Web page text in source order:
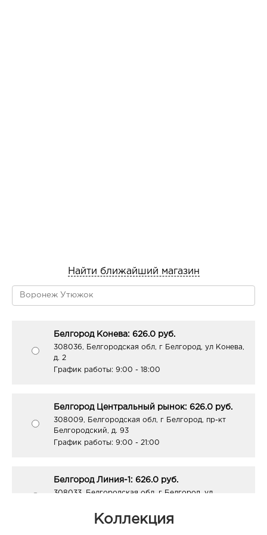
Найти ближайший магазин
Белгород Конева: 626.0 руб.
308036, Белгородская обл, г Белгород, ул Конева,
д. 2
График работы: 9:00 - 18:00
Белгород Центральный рынок: 626.0 руб.
308009, Белгородская обл, г Белгород, пр-кт
Белгородский, д. 93
График работы: 9:00 - 21:00
Белгород Линия-1: 626.0 руб.
308033, Белгородская обл, г Белгород, ул
График работы:10:00 - 21:00
Коллекция